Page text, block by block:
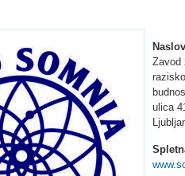
Naslov
Zavod
ulica